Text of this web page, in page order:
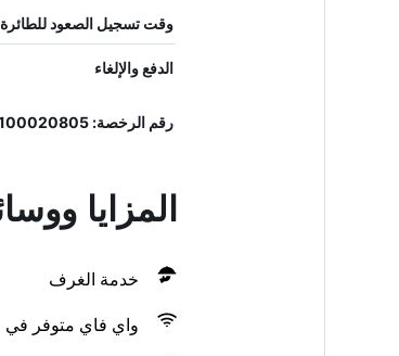
وقت تسجيل الصعود للطائرة
الدفع والإلغاء
رقم الرخصة: 072006A100020805, IT072006A100020805
المزايا
خدمة الغرف
واي فاي متوفر في